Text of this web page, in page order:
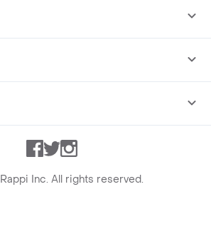
Facebook
TwitterInstagram
Rappi Inc. All rights reserved.